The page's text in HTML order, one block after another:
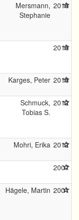
Mersmann,
Stephanie
2015
2015
Karges, Peter 2015
Schmuck,
Tobias S.
2012
Mohri, Erika 2012
2007
Hägele, Martin 2001